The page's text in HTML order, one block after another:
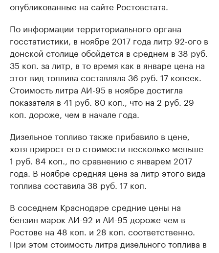
опубликованные на сайте Ростовстата.
По информации территориального органа
госстатистики, в ноябре 2017 года литр 92-ого в
донской столице обойдется в среднем в 38 руб.
35 коп. за литр, в то время как в январе цена на
этот вид топлива составляла 36 руб. 17 копеек.
Стоимость литра АИ-95 в ноябре достигла
показателя в 41 руб. 80 коп., что на 2 руб. 29
коп. дороже, чем в начале года.
Дизельное топливо также прибавило в цене,
хотя прирост его стоимости несколько меньше -
1 руб. 84 коп., по сравнению с январем 2017
года. В ноябре средняя цена за литр этого вида
топлива составила 38 руб. 17 коп.
В соседнем Краснодаре средние цены на
бензин марок АИ-92 и АИ-95 дороже чем в
Ростове на 48 коп. и 28 коп. соответственно.
При этом стоимость литра дизельного топлива в